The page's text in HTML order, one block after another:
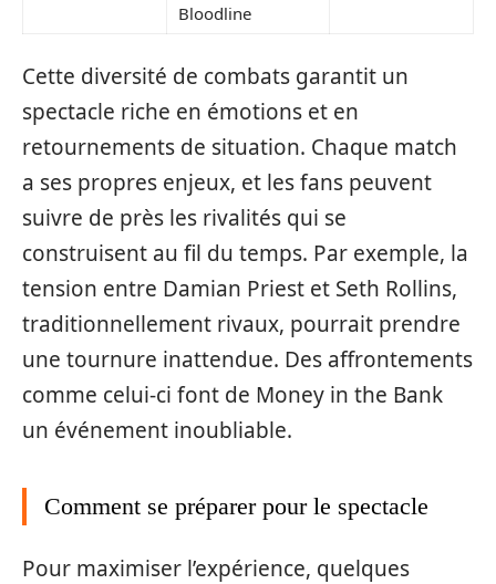
Bloodline
Cette diversité de combats garantit un
spectacle riche en émotions et en
retournements de situation. Chaque match
a ses propres enjeux, et les fans peuvent
suivre de près les rivalités qui se
construisent au fil du temps. Par exemple, la
tension entre Damian Priest et Seth Rollins,
traditionnellement rivaux, pourrait prendre
une tournure inattendue. Des affrontements
comme celui-ci font de Money in the Bank
un événement inoubliable.
Comment se préparer pour le spectacle
Pour maximiser l’expérience, quelques